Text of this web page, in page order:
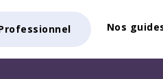
Nos